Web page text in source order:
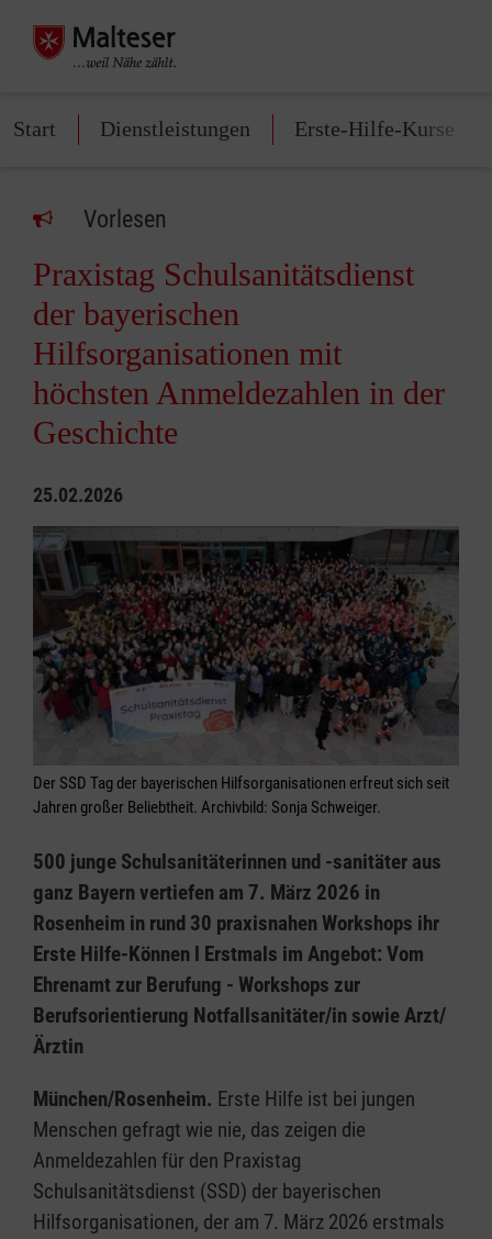
Start Dienstleistungen Erste-Hilfe-Kurse
Vorlesen
Praxistag Schulsanitätsdienst
der bayerischen
Hilfsorganisationen mit
höchsten Anmeldezahlen in der
Geschichte
25.02.2026
Der SSD Tag der bayerischen Hilfsorganisationen erfreut sich seit
Jahren großer Beliebtheit. Archivbild: Sonja Schweiger.
500 junge Schulsanitäterinnen und -sanitäter aus
ganz Bayern vertiefen am 7. März 2026 in
Rosenheim in rund 30 praxisnahen Workshops ihr
Erste Hilfe-Können l Erstmals im Angebot: Vom
Ehrenamt zur Berufung - Workshops zur
Berufsorientierung Notfallsanitäter/in sowie Arzt/
Ärztin
München/Rosenheim. Erste Hilfe ist bei jungen
Menschen gefragt wie nie, das zeigen die
Anmeldezahlen für den Praxistag
Schulsanitätsdienst (SSD) der bayerischen
Hilfsorganisationen, der am 7. März 2026 erstmals